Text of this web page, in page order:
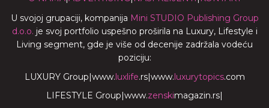
U svojoj grupaciji, kompanija Mini STUDIO Publishing Group
d.o.o. je svoj portfolio uspešno proširila na Luxury, Lifestyle i
Living segment, gde je više od decenije zadržala vodeću
poziciju:
LUXURY Group|www.luxlife.rs|www.luxurytopics.com
LIFESTYLE Group|www.zenskimagazin.rs|